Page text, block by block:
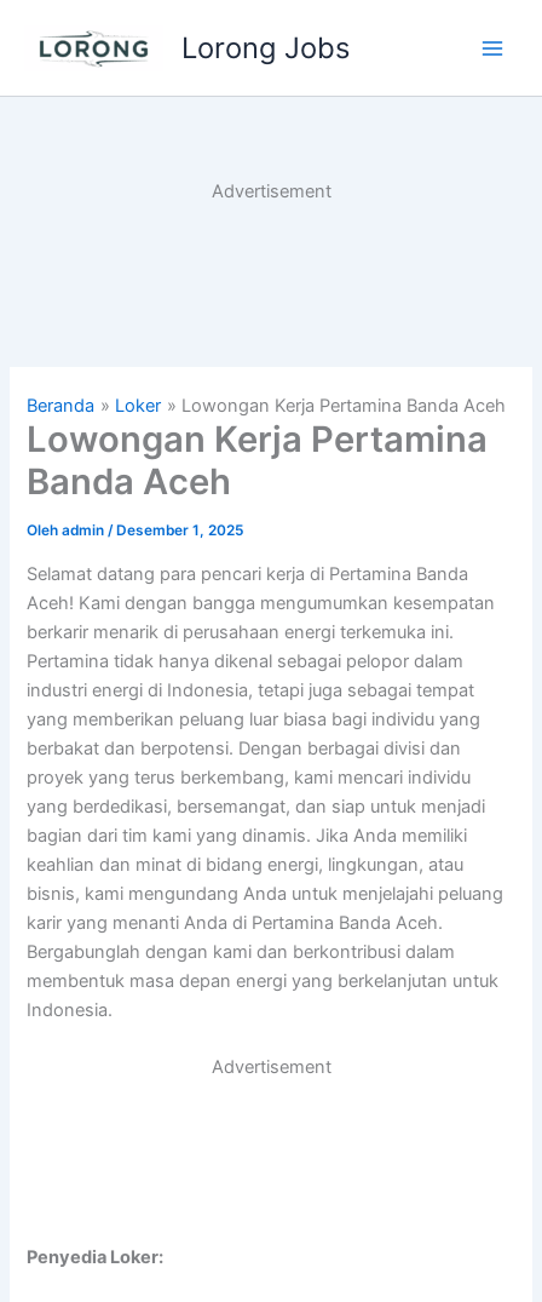
Lorong Jobs
Advertisement
Beranda Loker Lowongan Kerja Pertamina Banda Aceh
Lowongan Kerja Pertamina
Banda Aceh
Olehadmin/ Desember 1, 2025
Selamat datang para pencari kerja di Pertamina Banda
Aceh! Kami dengan bangga mengumumkan kesempatan
berkarir menarik di perusahaan energi terkemuka ini.
Pertamina tidak hanya dikenal sebagai pelopor dalam
industri energi di Indonesia, tetapi juga sebagai tempat
yang memberikan peluang luar biasa bagi individu yang
berbakat dan berpotensi. Dengan berbagai divisi dan
proyek yang terus berkembang, kami mencari individu
yang berdedikasi, bersemangat, dan siap untuk menjadi
bagian dari tim kami yang dinamis. Jika Anda memiliki
keahlian dan minat di bidang energi, lingkungan, atau
bisnis, kami mengundang Anda untuk menjelajahi peluang
karir yang menanti Anda di Pertamina Banda Aceh.
Bergabunglah dengan kami dan berkontribusi dalam
membentuk masa depan energi yang berkelanjutan untuk
Indonesia.
Advertisement
Penyedia Loker: